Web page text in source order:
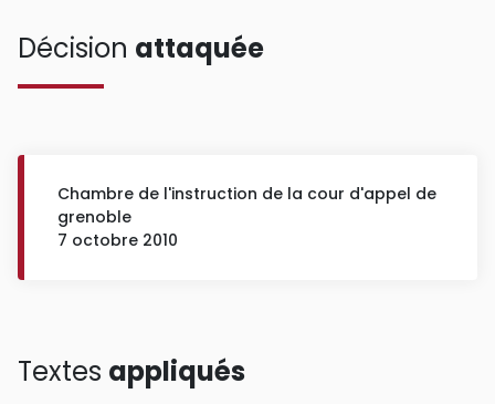
Décision attaquée
Chambre de l'instruction de la cour d'appel de
grenoble
7 octobre 2010
Textes appliqués